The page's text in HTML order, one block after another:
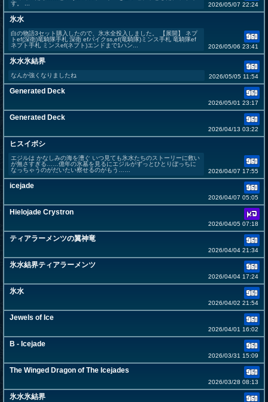
す。 ...
2026/05/07 22:24
氷水
白の物語3セット購入したので、氷水全投入しました。 【展開】 ネプ
トef(深衛)竜騎隊手札 深衛 efパイクss,ef(竜騎隊)ミンス手札 竜騎隊ef
ネプト手札 ミンスef(ネプト)エンドまで1ハン...
2026/05/06 23:41
氷水氷結界
なんか強くなりましたね 2026/05/05 11:54
Generated Deck
2026/05/01 23:17
Generated Deck
2026/04/13 03:22
ヒスイボシ
エジルは かなしみの海を漕ぐ いつ見ても氷水たちのストーリーに救い
が無さすぎる……億年の氷墓を見るにエジルがずっとひとりぼっちに
なっちゃうのがだいたい察せるのがもう……
2026/04/07 17:55
icejade
2026/04/07 05:05
Hielojade Crystron
2026/04/05 07:18
ティアラーメンツの翼神竜
2026/04/04 21:34
氷水結界ティアラーメンツ
2026/04/04 17:24
氷水
2026/04/02 21:54
Jewels of Ice
2026/04/01 16:02
B - Icejade
2026/03/31 15:09
The Winged Dragon of The Icejades
2026/03/28 08:13
氷水氷結界